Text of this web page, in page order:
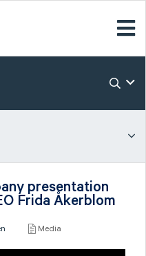
presentation
Frida Åkerblom
Media